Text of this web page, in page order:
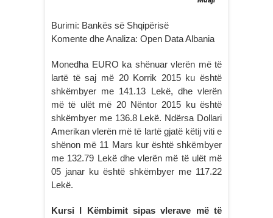
Burimi: Bankës së Shqipërisë
Komente dhe Analiza: Open Data Albania
Monedha EURO ka shënuar vlerën më të
lartë të saj më 20 Korrik 2015 ku është
shkëmbyer me 141.13 Lekë, dhe vlerën
më të ulët më 20 Nëntor 2015 ku është
shkëmbyer me 136.8 Lekë. Ndërsa Dollari
Amerikan vlerën më të lartë gjatë këtij viti e
shënon më 11 Mars kur është shkëmbyer
me 132.79 Lekë dhe vlerën më të ulët më
05 janar ku është shkëmbyer me 117.22
Lekë.
Kursi I Këmbimit sipas vlerave më të